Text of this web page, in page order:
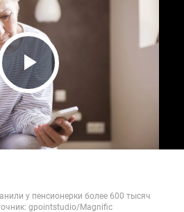
Play Video